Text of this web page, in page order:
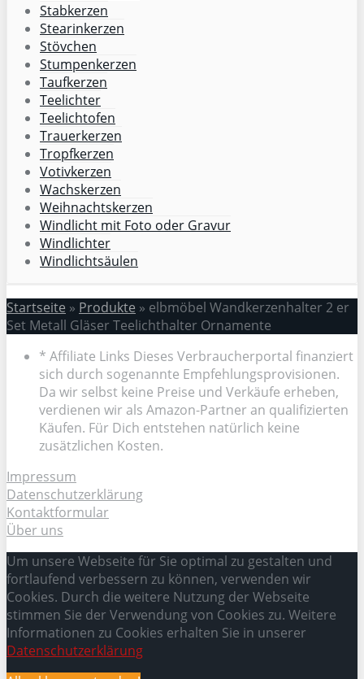
Stabkerzen
Stearinkerzen
Stövchen
Stumpenkerzen
Taufkerzen
Teelichter
Teelichtofen
Trauerkerzen
Tropfkerzen
Votivkerzen
Wachskerzen
Weihnachtskerzen
Windlicht mit Foto oder Gravur
Windlichter
Windlichtsäulen
Startseite » Produkte » elbmöbel Wandkerzenhalter 2 er
Set Metall Gläser Teelichthalter Ornamente
* Affiliate Links Dieses Verbraucherportal finanziert
sich durch sogenannte Empfehlungsprovisionen.
Da wir selbst keine Preise und Verkäufe erheben,
verdienen wir als Amazon-Partner an qualifizierten
Käufen. Für Dich entstehen natürlich keine
zusätzlichen Kosten.
Impressum
Datenschutzerklärung
Kontaktformular
Über uns
Um unsere Webseite für Sie optimal zu gestalten und
fortlaufend verbessern zu können, verwenden wir
Cookies. Durch die weitere Nutzung der Webseite
stimmen Sie der Verwendung von Cookies zu. Weitere
Informationen zu Cookies erhalten Sie in unserer
Datenschutzerklärung